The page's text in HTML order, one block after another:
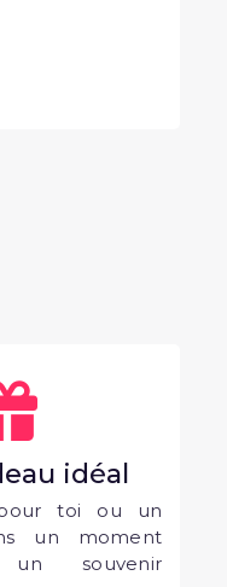
idéal
toi ou un
un moment
souvenir